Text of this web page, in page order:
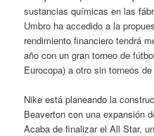
sustancias químicas en las
Umbro ha accedido a la
rendimiento financiero tendrá
año con un gran torneo de
Eurocopa) a otro sin torneos
Nike está planeando la
Beaverton con una expansión
Acaba de finalizar el All Star,